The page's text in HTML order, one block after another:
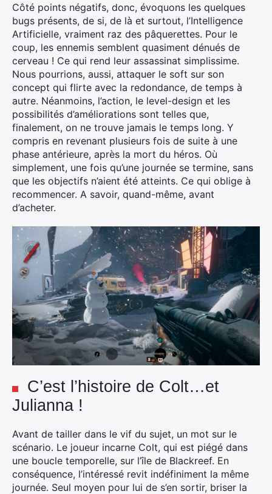
Côté points négatifs, donc, évoquons les quelques
bugs présents, de si, de là et surtout, l’Intelligence
Artificielle, vraiment raz des pâquerettes. Pour le
coup, les ennemis semblent quasiment dénués de
cerveau ! Ce qui rend leur assassinat simplissime.
Nous pourrions, aussi, attaquer le soft sur son
concept qui flirte avec la redondance, de temps à
autre. Néanmoins, l’action, le level-design et les
possibilités d’améliorations sont telles que,
finalement, on ne trouve jamais le temps long. Y
compris en revenant plusieurs fois de suite à une
phase antérieure, après la mort du héros. Où
simplement, une fois qu’une journée se termine, sans
que les objectifs n’aient été atteints. Ce qui oblige à
recommencer. A savoir, quand-même, avant
d’acheter.
C’est l’histoire de Colt…et
Julianna !
Avant de tailler dans le vif du sujet, un mot sur le
scénario. Le joueur incarne Colt, qui est piégé dans
une boucle temporelle, sur l’île de Blackreef. En
conséquence, l’intéressé revit indéfiniment la même
journée. Seul moyen pour lui de s’en sortir, briser la